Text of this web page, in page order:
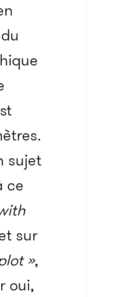
sujet
ce
sur
»,
oui,